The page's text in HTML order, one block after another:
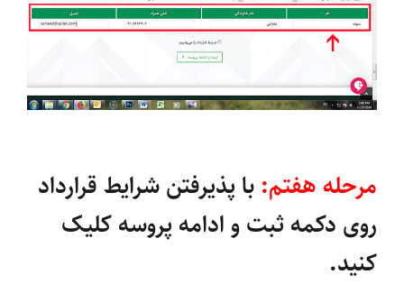
مرحله هفتم: با پذیرفتن شرایط قرارداد
روی دکمه ثبت و ادامه پروسه کلیک
کنید.